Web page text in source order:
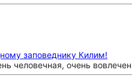
заповеднику Килим!
человечная, очень